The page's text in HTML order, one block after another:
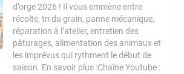
d’orge 2026 ! Il vous emmène entre
récolte, tri du grain, panne mécanique,
réparation à l’atelier, entretien des
pâturages, alimentation des animaux et
les imprévus qui rythment le début de
saison. En savoir plus :Chaîne Youtube :